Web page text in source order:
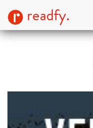
readfy.